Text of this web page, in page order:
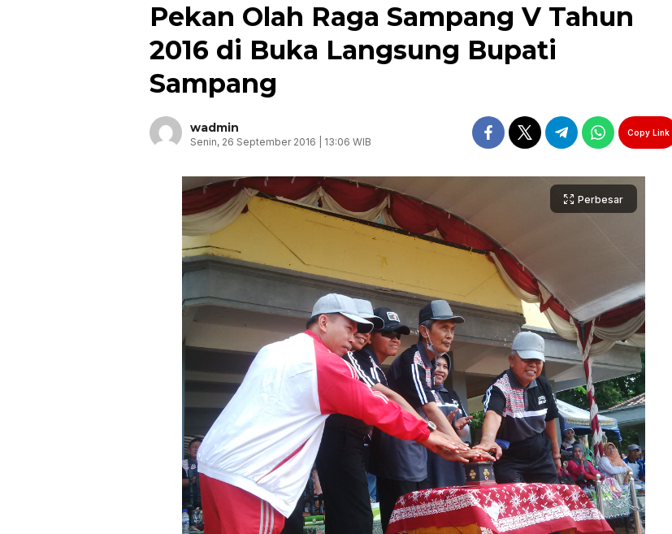
Pekan Olah Raga Sampang V Tahun
2016 di Buka Langsung Bupati
Sampang
wadmin
Senin, 26 September 2016 | 13:06 WIB
Copy Link
Perbesar